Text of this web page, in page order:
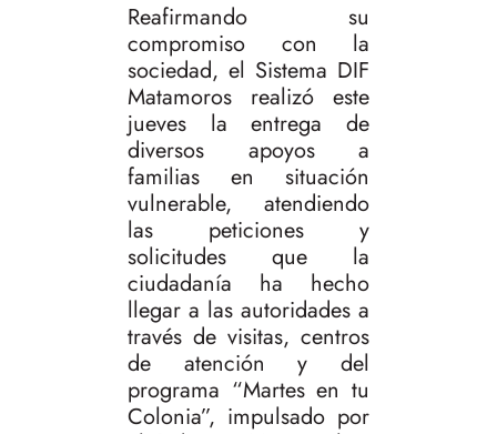
Reafirmando su
compromiso con la
sociedad, el Sistema DIF
Matamoros realizó este
jueves la entrega de
diversos apoyos a
familias en situación
vulnerable, atendiendo
las peticiones y
solicitudes que la
ciudadanía ha hecho
llegar a las autoridades a
través de visitas, centros
de atención y del
programa “Martes en tu
Colonia”, impulsado por